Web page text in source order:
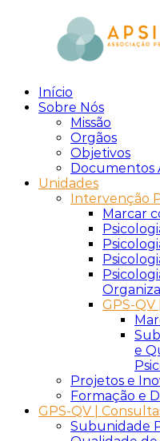
content
aPsi
Associação
Psicologia
Início
Sobre Nós
Missão
Orgãos
Objetivos
Documentos
Unidades
Intervenção
Marcar
GPS-
e
Projetos e
Formação e
GPS-QV |
Subunidade